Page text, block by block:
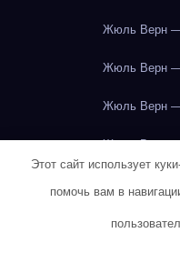
Жюль Верн —
Жюль Верн —
Жюль Верн —
Жюль Верн —
Жюль Верн —
Этот сайт использует
помочь вам в